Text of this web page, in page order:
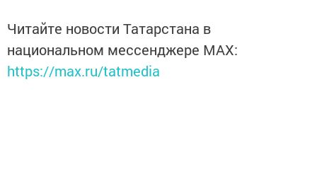
Читайте новости Татарстана в
национальном мессенджере MАХ:
https://max.ru/tatmedia